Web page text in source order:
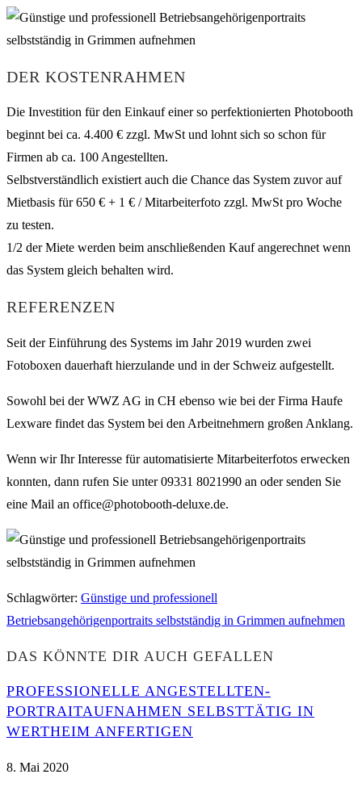
DER KOSTENRAHMEN
Die Investition für den Einkauf einer so perfektionierten Photobooth
beginnt bei ca. 4.400 € zzgl. MwSt und lohnt sich so schon für
Firmen ab ca. 100 Angestellten.
Selbstverständlich existiert auch die Chance das System zuvor auf
Mietbasis für 650 € + 1 € / Mitarbeiterfoto zzgl. MwSt pro Woche
zu testen.
1/2 der Miete werden beim anschließenden Kauf angerechnet wenn
das System gleich behalten wird.
REFERENZEN
Seit der Einführung des Systems im Jahr 2019 wurden zwei
Fotoboxen dauerhaft hierzulande und in der Schweiz aufgestellt.
Sowohl bei der WWZ AG in CH ebenso wie bei der Firma Haufe
Lexware findet das System bei den Arbeitnehmern großen Anklang.
Wenn wir Ihr Interesse für automatisierte Mitarbeiterfotos erwecken
konnten, dann rufen Sie unter 09331 8021990 an oder senden Sie
eine Mail an office@photobooth-deluxe.de.
Schlagwörter: Günstige und professionell
Betriebsangehörigenportraits selbstständig in Grimmen aufnehmen
DAS KÖNNTE DIR AUCH GEFALLEN
PROFESSIONELLE ANGESTELLTEN-
PORTRAITAUFNAHMEN SELBSTTÄTIG IN
WERTHEIM ANFERTIGEN
8. Mai 2020